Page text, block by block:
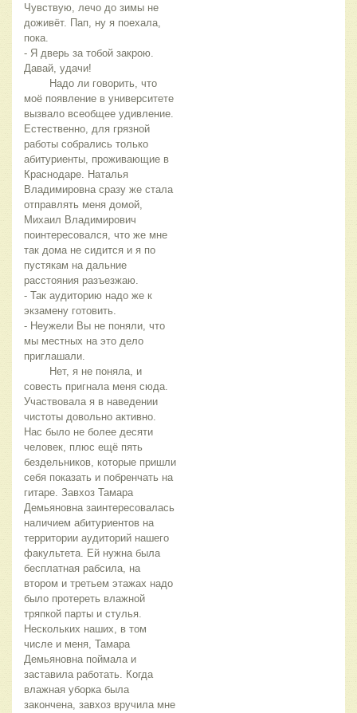
Чувствую, лечо до зимы не
доживёт. Пап, ну я поехала,
пока.
- Я дверь за тобой закрою.
Давай, удачи!
моё появление в университете
вызвало всеобщее удивление.
Естественно, для грязной
работы собрались только
абитуриенты, проживающие в
Краснодаре. Наталья
Владимировна сразу же стала
отправлять меня домой,
Михаил Владимирович
поинтересовался, что же мне
так дома не сидится и я по
пустякам на дальние
расстояния разъезжаю.
- Так аудиторию надо же к
экзамену готовить.
- Неужели Вы не поняли, что
мы местных на это дело
приглашали.
совесть пригнала меня сюда.
Участвовала я в наведении
чистоты довольно активно.
Нас было не более десяти
человек, плюс ещё пять
бездельников, которые пришли
себя показать и побренчать на
гитаре. Завхоз Тамара
Демьяновна заинтересовалась
наличием абитуриентов на
территории аудиторий нашего
факультета. Ей нужна была
бесплатная рабсила, на
втором и третьем этажах надо
было протереть влажной
тряпкой парты и стулья.
Нескольких наших, в том
числе и меня, Тамара
Демьяновна поймала и
заставила работать. Когда
влажная уборка была
закончена, завхоз вручила мне